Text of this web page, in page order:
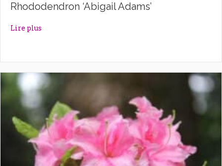
Rhododendron ‘Abigail Adams’
Lire plus